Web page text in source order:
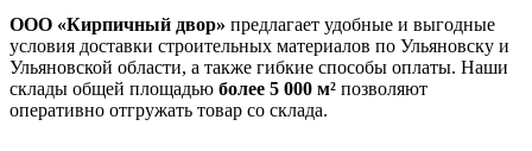
ООО «Кирпичный двор» предлагает удобные и выгодные
условия доставки строительных материалов по Ульяновску и
Ульяновской области, а также гибкие способы оплаты. Наши
склады общей площадью более 5 000 м² позволяют
оперативно отгружать товар со склада.